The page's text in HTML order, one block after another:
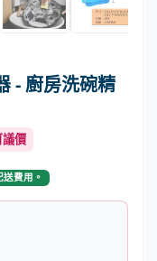
- 廚房洗碗精
價
費用。